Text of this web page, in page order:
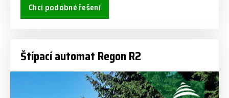
Chci podobné řešení
Štípací automat Regon R2